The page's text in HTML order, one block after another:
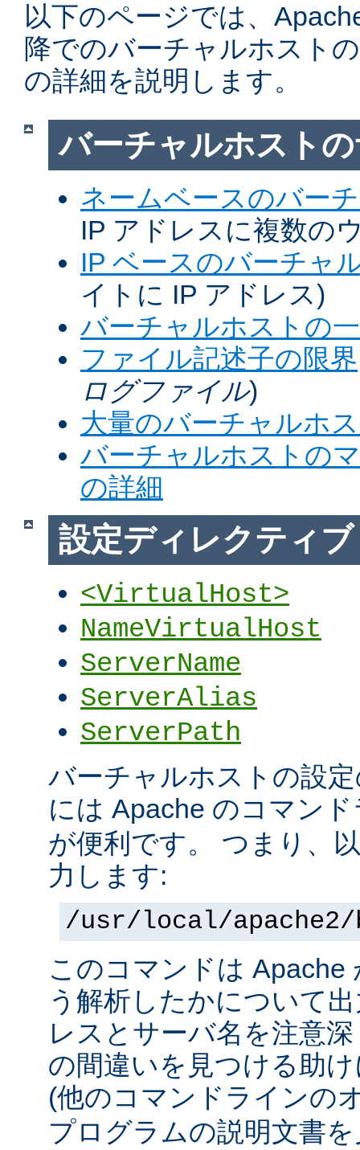
以下のページでは、
降でのバーチャルホスト
の詳細を説明します。
バーチャルホスト
ネームベースのバー
IP アドレスに複数の
IP ベースのバーチャ
イトに IP アドレス)
バーチャルホストの
ファイル記述子の限界
ログファイル)
大量のバーチャルホ
バーチャルホストの
の詳細
設定ディレクティブ
<VirtualHost>
NameVirtualHost
ServerName
ServerAlias
ServerPath
バーチャルホストの設
には Apache のコマン
が便利です。 つまり、
力します:
/usr/local/
このコマンドは Apache
う解析したかについて
レスとサーバ名を注意
の間違いを見つける助
(他のコマンドラインの
プログラムの説明文書